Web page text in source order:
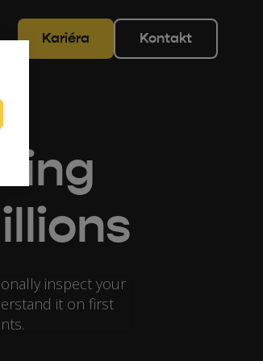
Kariéra Kontakt
inspect your
it on first